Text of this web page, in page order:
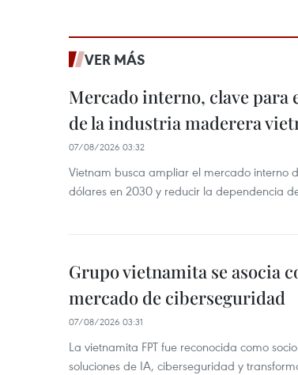
VER MÁS
Mercado interno, clave
de la industria maderera
07/08/2026 03:32
Vietnam busca ampliar el mercado interno
dólares en 2030 y reducir la dependencia
Grupo vietnamita se asocia
mercado de ciberseguridad
07/08/2026 03:31
La vietnamita FPT fue reconocida como
soluciones de IA, ciberseguridad y